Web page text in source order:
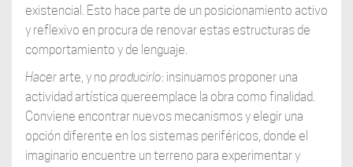
existencial. Esto hace parte de un posicionamiento activo
y reflexivo en procura de renovar estas estructuras de
comportamiento y de lenguaje.
Hacerarte, y no producirlo: insinuamos proponer una
actividad artística quereemplace la obra como finalidad.
Conviene encontrar nuevos mecanismos y elegir una
opción diferente en los sistemas periféricos, donde el
imaginario encuentre un terreno para experimentar y